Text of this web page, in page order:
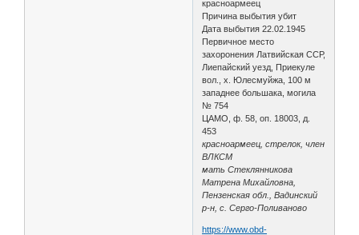
красноармеец
Причина выбытия убит
Дата выбытия 22.02.1945
Первичное место
захоронения Латвийская ССР,
Лиепайский уезд, Приекуле
вол., х. Юлесмуйжа, 100 м
западнее большака, могила
№ 754
ЦАМО, ф. 58, оп. 18003, д.
453
красноармеец, стрелок, член
ВЛКСМ
мать Стеклянникова
Матрена Михайловна,
Пензенская обл., Вадинский
р-н, с. Серго-Поливаново
https://www.obd-